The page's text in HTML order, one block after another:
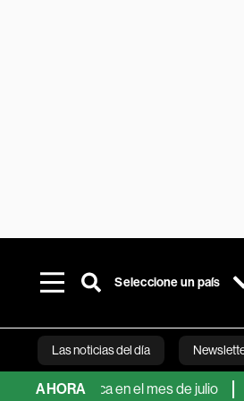
Seleccione un país
Las noticias del día
AHORAen el mes de julio S&P